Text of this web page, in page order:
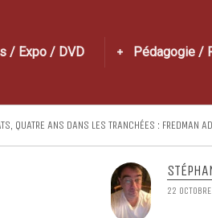
/ Expo / DVD Pédagogie /
QUATRE ANS DANS LES TRANCHÉES : FREDMAN
22